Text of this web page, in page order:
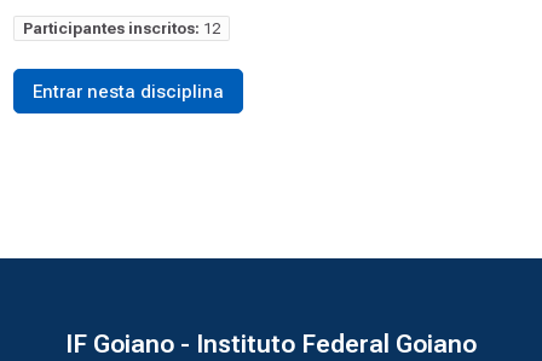
Participantes inscritos: 12
Entrar nesta disciplina
IF Goiano - Instituto Federal Goiano